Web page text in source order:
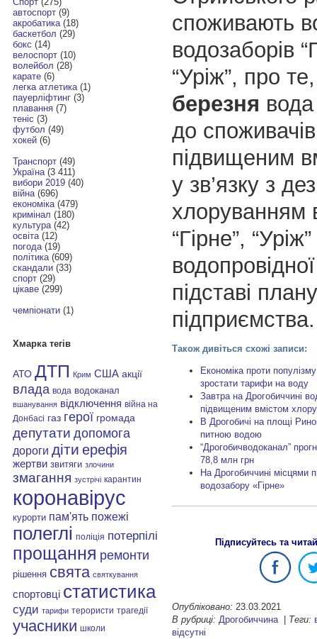
автоспорт(9)
акробатика(18)
баскетбол (29)
бокс (14)
велоспорт(10)
волейбол (28)
карате(6)
легка атлетика(1)
пауерліфтинг(3)
плавання(7)
теніс (3)
футбол (49)
хокей(6)
Транспорт(49)
Україна(3 411)
вибори 2019(40)
війна(696)
економіка(479)
кримінал (180)
культура(42)
освіта(12)
погода(19)
політика(609)
скандали(33)
спорт(29)
цікаве(299)
чемпіонати(1)
Хмарка тегів
АТО ДТП Крим США акції
влада вода водоканал
вшанування відключення війна на
Донбасі газ герої громада
депутати допомога
дороги діти ерефія
жертви звитяги злочини
змагання зустрічі карантин
коронавірус
курорти пам'ять пожежі
полеглі поліція потерпілі
прощання ремонти
рішення свята святкування
спортовці статистика
суди тарифи терористи трагедії
учасники школи
споживають
водозаборів
“Уріж”, про
березня
до
підвищеним
у зв’язку з
хлоруванням
“Гірне”,
підставі
підприємства.
Також дивіться схожі записи:
Економіка проти
зростати тарифи на воду
Завтра на Дрогобиччині
підвищеним вмістом хлору
В Дрогобичі на площі
питною водою
“Дрогобичводоканал”
78,8 млн грн
На Дрогобиччині місцями
водозабору «Гірне»
Підписуйтесь та
Опубліковано: 23.03.2021
В рубриці: Дрогобиччина| Теги:
відсутні